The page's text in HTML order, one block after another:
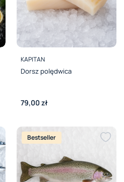
PRODUCENT
KAPITAN
Dorsz polędwica
Cena
79,00 zł
Bestseller